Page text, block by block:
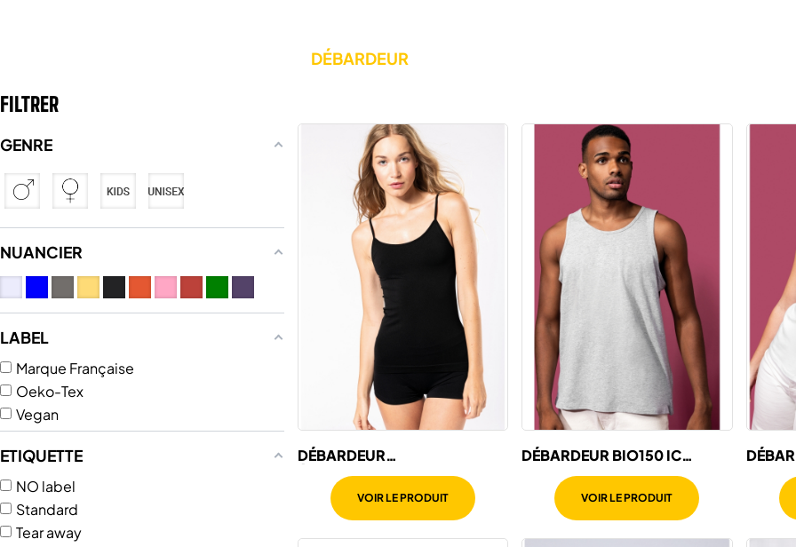
FILTRER
GENRE
NUANCIER
LABEL
Marque Française
Oeko-Tex
Vegan
ETIQUETTE
NO label
Standard
Tear away
DÉBARDEUR
DÉBARDEUR
ÉCORESPONSABLE SANS
COUTURE FINES BRETELLES
FEMME
VOIR LE PRODUIT
DÉBARDEUR BIO150 IC
HOMME
VOIR LE PRODUIT
FEMME